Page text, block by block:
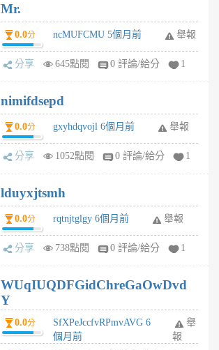
Mr.
0.0分 ncMUFCMU 5個月前 舉報
分享 645點閱 0 評論/給分 1
nimifdsepd
0.0分 gxyhdqvojl 6個月前 舉報
分享 1052點閱 0 評論/給分 1
lduyxjtsmh
0.0分 rqtnjtglgy 6個月前 舉報
分享 738點閱 0 評論/給分 1
WUqIUQDFGidChreGaOwDvd
Y
0.0分
SfXPeJccfvRPmvAVG 6
個月前
舉
報